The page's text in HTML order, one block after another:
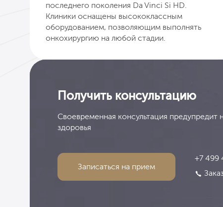
последнего поколения Da Vinci Si HD.
Клиники оснащены высококлассным
оборудованием, позволяющим выполнять
онкохирургию на любой стадии.
Получить консультацию
Своевременная консультация предупредит
здоровья
Записаться на прием
+7 499